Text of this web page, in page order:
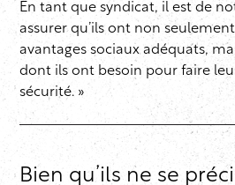
En tant que syndicat, il est de
assurer qu’ils ont non
avantages sociaux adéquats,
dont ils ont besoin pour faire
sécurité. »
Bien qu’ils ne se